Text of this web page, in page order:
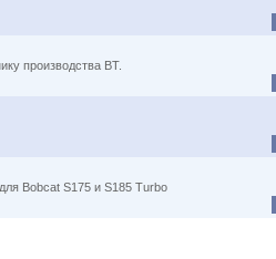
производства BT.
Bobcat S175 и S185 Turbo